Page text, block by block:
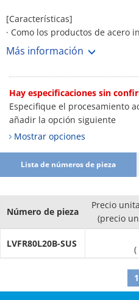
[Características]
· Como los productos de acero
contenido de sulfuros, son
Más información
Hay especificaciones sin
Especifique el procesamiento
añadir la opción siguiente
Mostrar opciones
Lista de números de pieza
Número de pieza
Precio
(precio
LVFR80L20B-SUS
(
1